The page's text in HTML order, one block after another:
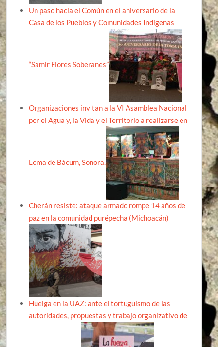
Un paso hacia el Común en el aniversario de la
Casa de los Pueblos y Comunidades Indígenas
“Samir Flores Soberanes”
Organizaciones invitan a la VI Asamblea Nacional
por el Agua y, la Vida y el Territorio a realizarse en
Loma de Bácum, Sonora.
Cherán resiste: ataque armado rompe 14 años de
paz en la comunidad purépecha (Michoacán)
Huelga en la UAZ: ante el tortuguismo de las
autoridades, propuestas y trabajo organizativo de